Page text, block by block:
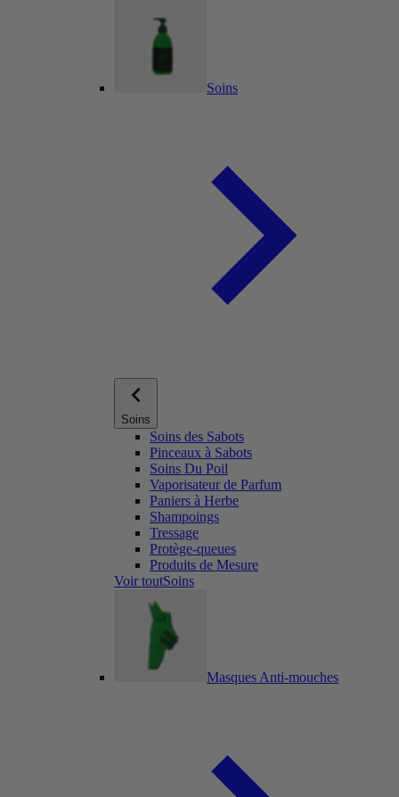
Soins
Soins
Soins des Sabots
Pinceaux à Sabots
Soins Du Poil
Vaporisateur de Parfum
Paniers à Herbe
Shampoings
Tressage
Protège-queues
Produits de Mesure
Voir toutSoins
Masques Anti-mouches